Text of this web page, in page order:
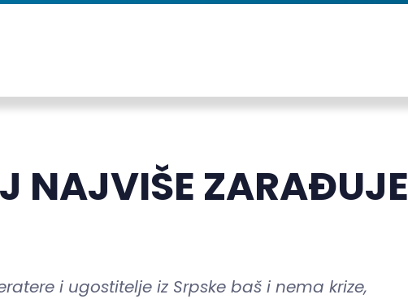
NAJVIŠE ZARAĐUJE
i ugostitelje iz Srpske baš i nema krize,